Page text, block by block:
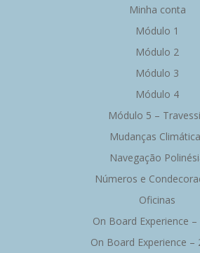
Minha conta
Módulo 1
Módulo 2
Módulo 3
Módulo 4
Módulo 5 –
Mudanças
Navegação
Números e
Oficinas
On Board Experience –
On Board Experience –